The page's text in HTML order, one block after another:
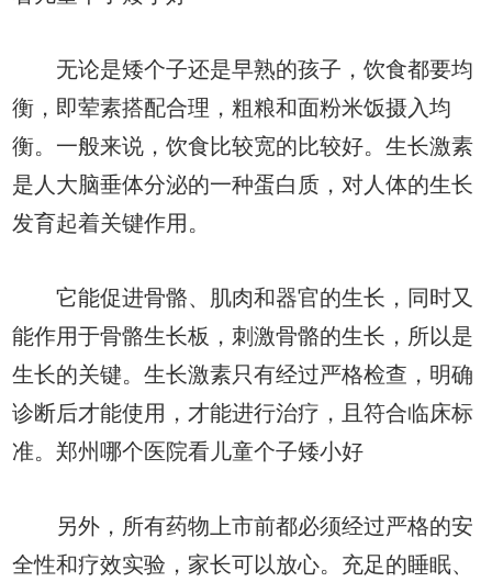
无论是矮个子还是早熟的孩子，饮食都要均
衡，即荤素搭配合理，粗粮和面粉米饭摄入均
衡。一般来说，饮食比较宽的比较好。生长激素
是人大脑垂体分泌的一种蛋白质，对人体的生长
发育起着关键作用。
它能促进骨骼、肌肉和器官的生长，同时又
能作用于骨骼生长板，刺激骨骼的生长，所以是
生长的关键。生长激素只有经过严格检查，明确
诊断后才能使用，才能进行治疗，且符合临床标
准。郑州哪个医院看儿童个子矮小好
另外，所有药物上市前都必须经过严格的安
全性和疗效实验，家长可以放心。充足的睡眠、